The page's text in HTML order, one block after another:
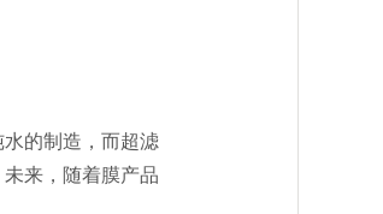
的制造，而超滤
来，随着膜产品